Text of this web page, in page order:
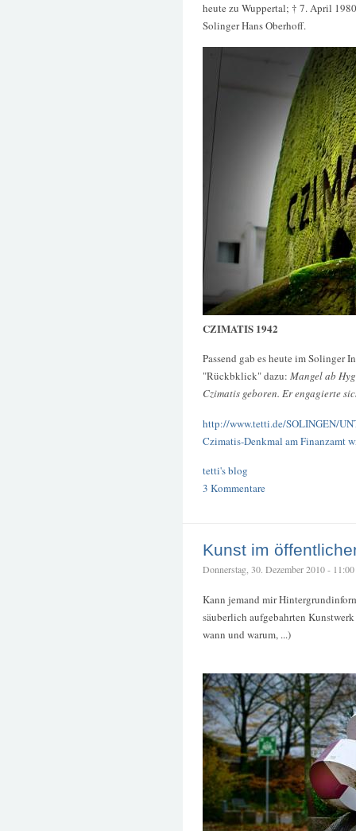
heute zu Wuppertal; † 7. April
Solinger Hans Oberhoff.
CZIMATIS 1942
Passend gab es heute im
"Rückbklick" dazu: Mangel ab
Czimatis geboren. Er engagierte
http://www.tetti.de/SOLINGEN/
Czimatis-Denkmal am Finanzamt
tetti's blog
3 Kommentare
Kunst im
Donnerstag, 30. Dezember 2010 -
Kann jemand mir
säuberlich aufgebahrten
wann und warum, ...)